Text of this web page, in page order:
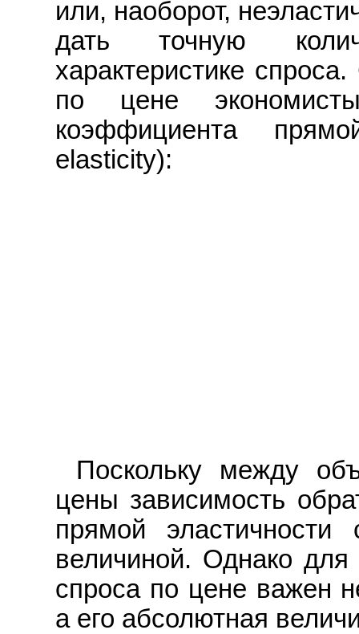
или, наоборот,
дать точную
характеристике
по цене
коэффициента
elasticity):
Поскольку между
цены зависимость
прямой эластичности
величиной. Однако для
спроса по цене важен
а его абсолютная